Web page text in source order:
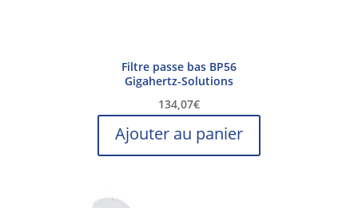
Filtre passe bas BP56
Gigahertz-Solutions
134,07€
Ajouter au panier